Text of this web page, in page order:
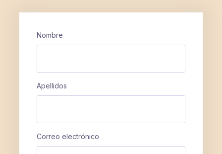
Nombre
Apellidos
Correo electrónico